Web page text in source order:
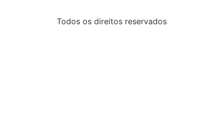
Todos os direitos reservados